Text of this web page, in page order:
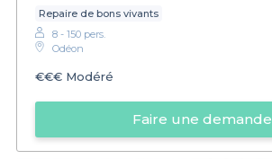
Repaire de bons vivants
8 - 150 pers.
Odéon
€€€ Modéré
Faire une demande